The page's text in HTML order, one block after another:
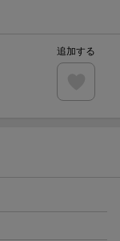
SIM（3GB/月プ
円OFFクーポン
追加する